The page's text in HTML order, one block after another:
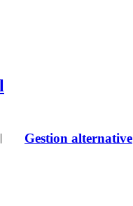
| Gestion alternative